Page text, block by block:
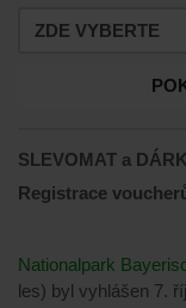
SLEVOMAT a
Registrace
Nationalpark
les) byl vyhlášen 7.